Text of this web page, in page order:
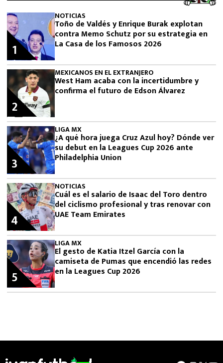
NOTICIAS
Toño de Valdés y Enrique Burak explotan
contra Memo Schutz por su estrategia en
La Casa de los Famosos 2026
1
MEXICANOS EN EL EXTRANJERO
West Ham acaba con la incertidumbre y
confirma el futuro de Edson Álvarez
2
LIGA MX
¿A qué hora juega Cruz Azul hoy? Dónde ver
su debut en la Leagues Cup 2026 ante
Philadelphia Union
3
NOTICIAS
Cuál es el salario de Isaac del Toro dentro
del ciclismo profesional y tras renovar con
UAE Team Emirates
4
LIGA MX
El gesto de Katia Itzel García con la
camiseta de Pumas que encendió las redes
en la Leagues Cup 2026
5